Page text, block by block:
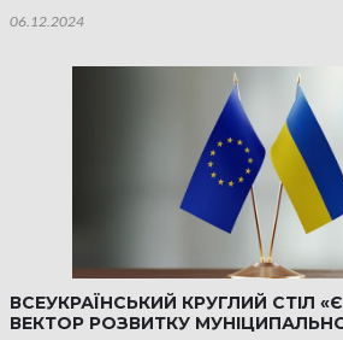
06.12.2024
ВСЕУКРАЇНСЬКИЙ КРУГЛИЙ СТІЛ
ВЕКТОР РОЗВИТКУ